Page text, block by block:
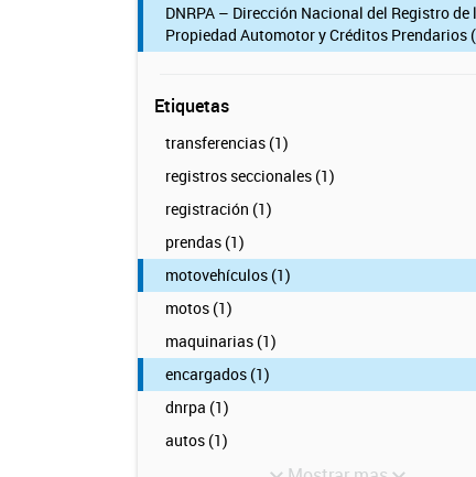
DNRPA – Dirección Nacional del Registro de
Propiedad Automotor y Créditos Prendarios
Etiquetas
transferencias (1)
registros seccionales (1)
registración (1)
prendas (1)
motovehículos (1)
motos (1)
maquinarias (1)
encargados (1)
dnrpa (1)
autos (1)